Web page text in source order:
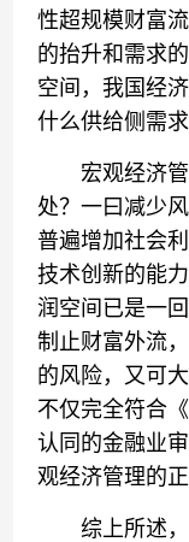
性超规模财富
的抬升和需求
空间，我国经
什么供给侧需
宏观经济管
处？一曰减少
普遍增加社会
技术创新的能
润空间已是一
制止财富外流
的风险，又可
不仅完全符合
认同的金融业
观经济管理的正
综上所述，